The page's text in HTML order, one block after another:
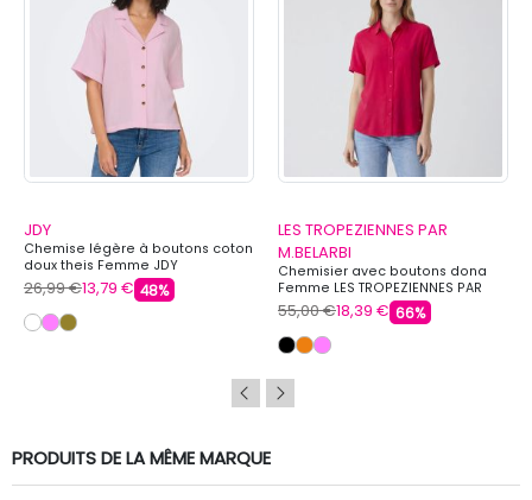
JDY
Chemise légère à boutons coton
doux theis Femme JDY
26,99 €13,79 € 48%
LES TROPEZIENNES PAR
M.BELARBI
Chemisier avec boutons dona
Femme LES TROPEZIENNES PAR
M.BELARBI
55,00 €18,39 € 66%
PRODUITS DE LA MÊME MARQUE